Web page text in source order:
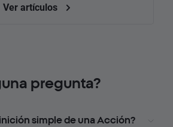
Ver artículos
pregunta?
simple de una Acción?